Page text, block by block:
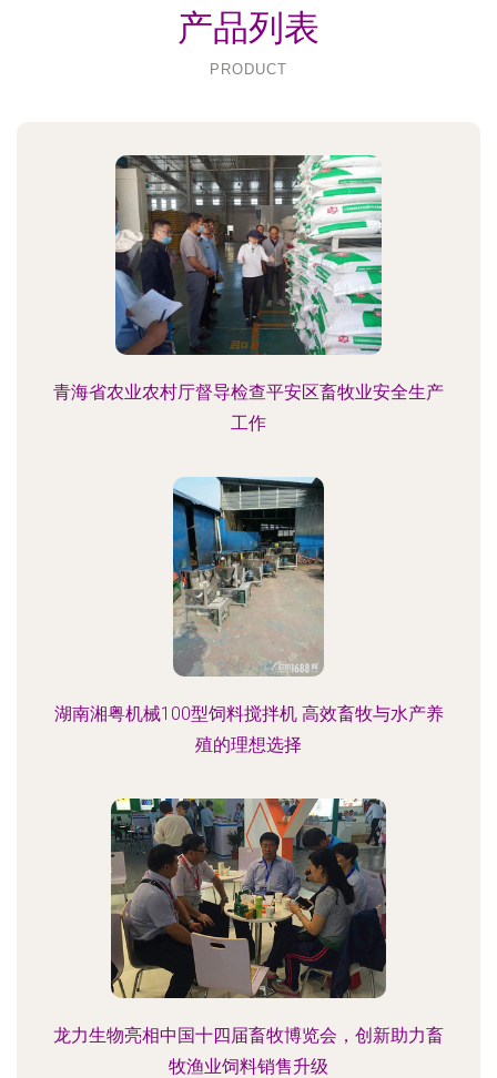
产品列表
PRODUCT
青海省农业农村厅督导检查平安区畜牧业安全生产
工作
湖南湘粤机械100型饲料搅拌机 高效畜牧与水产养
殖的理想选择
龙力生物亮相中国十四届畜牧博览会，创新助力畜
牧渔业饲料销售升级